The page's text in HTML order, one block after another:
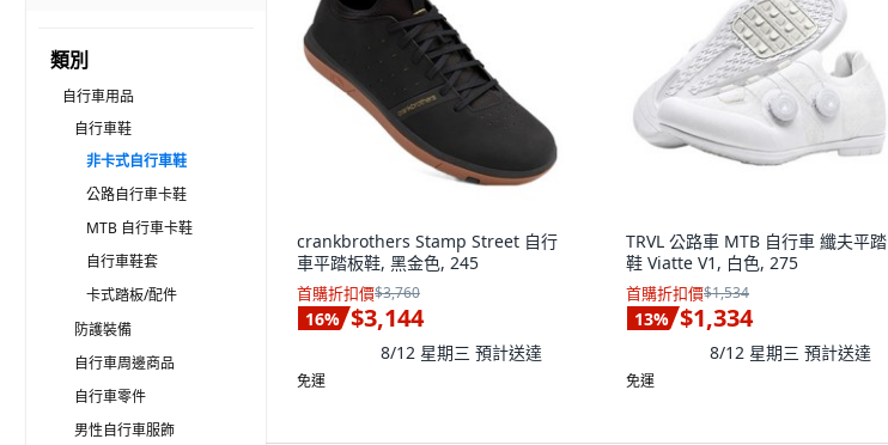
類別
自行車用品
自行車鞋
非卡式自行車鞋
公路自行車卡鞋
MTB 自行車卡鞋
自行車鞋套
卡式踏板/配件
防護裝備
自行車周邊商品
自行車零件
男性自行車服飾
crankbrothers Stamp Street 自行
車平踏板鞋, 黑金色, 245
首購折扣價$3,760
16% $3,144
8/12 星期三 預計送達
免運
TRVL 公路車 MTB 自行車 纖夫平踏
鞋 Viatte V1, 白色, 275
首購折扣價$1,534
13% $1,334
8/12 星期三 預計送達
免運